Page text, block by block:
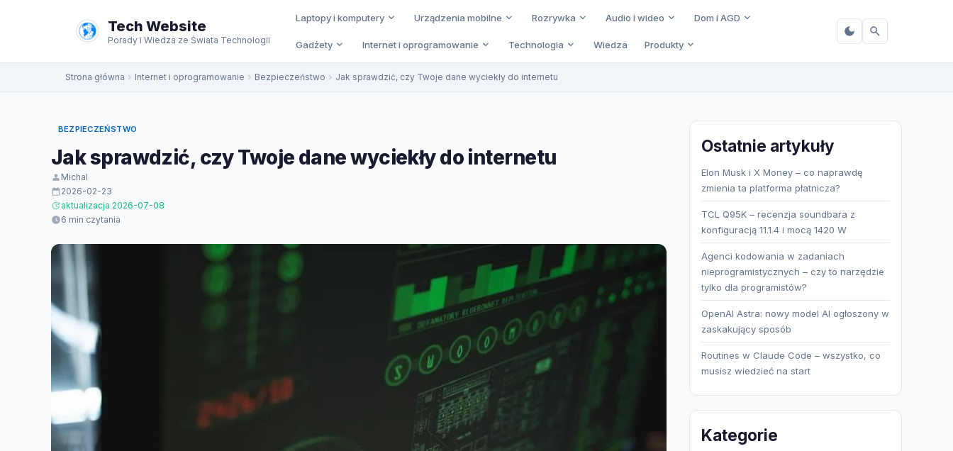
Tech Website
Porady i Wiedza ze Świata Technologii
Laptopy i komputery Urządzenia mobilne Rozrywka Audio i wideo Dom i AGD
Gadżety Internet i oprogramowanie Technologia Wiedza Produkty
Strona główna Internet i oprogramowanie Bezpieczeństwo Jak sprawdzić, czy Twoje dane wyciekły do internetu
BEZPIECZEŃSTWO
Jak sprawdzić, czy Twoje dane wyciekły do internetu
Michal
2026-02-23
aktualizacja 2026-07-08
6 min czytania
Ostatnie artykuły
Elon Musk i X Money – co naprawdę
zmienia ta platforma płatnicza?
TCL Q95K – recenzja soundbara z
konfiguracją 11.1.4 i mocą 1420 W
Agenci kodowania w zadaniach
nieprogramistycznych – czy to narzędzie
tylko dla programistów?
OpenAI Astra: nowy model AI ogłoszony w
zaskakujący sposób
Routines w Claude Code – wszystko, co
musisz wiedzieć na start
Kategorie